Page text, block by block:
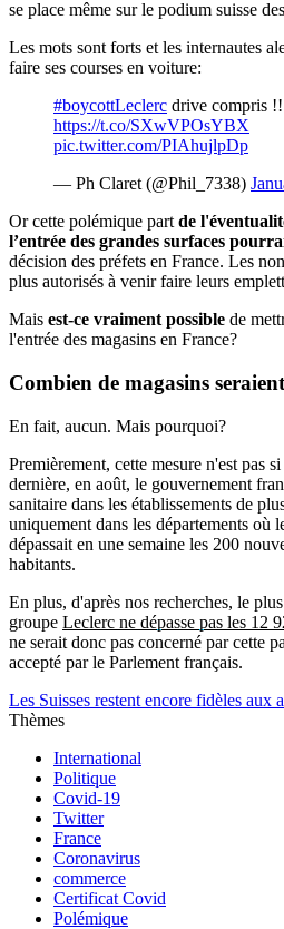
se place même sur le podium suisse
Les mots sont forts et les internautes
faire ses courses en voiture:
#boycottLeclerc drive compris
https://t.co/SXwVPOsYBX
pic.twitter.com/PIAhujlpDp
— Ph Claret (@Phil_7338)
Or cette polémique part de
l’entrée des grandes surfaces
décision des préfets en France. Les
plus autorisés à venir faire leurs
Mais est-ce vraiment possible de
l'entrée des magasins en France?
Combien de magasins seraient
En fait, aucun. Mais pourquoi?
Premièrement, cette mesure n'est pas
dernière, en août, le gouvernement
sanitaire dans les établissements de
uniquement dans les départements où
dépassait en une semaine les 200
habitants.
En plus, d'après nos recherches, le
groupe Leclerc ne dépasse pas les 12
ne serait donc pas concerné par cette
accepté par le Parlement français.
Les Suisses restent encore fidèles aux
Thèmes
International
Politique
Covid-19
Twitter
France
Coronavirus
commerce
Certificat Covid
Polémique